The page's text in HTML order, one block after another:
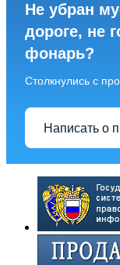
Не убран
дороге, не
фонарь?
Столкнулись с
Написать о